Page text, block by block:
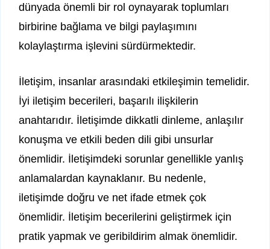
dünyada önemli bir rol oynayarak toplumları
birbirine bağlama ve bilgi paylaşımını
kolaylaştırma işlevini sürdürmektedir.
İletişim, insanlar arasındaki etkileşimin temelidir.
İyi iletişim becerileri, başarılı ilişkilerin
anahtarıdır. İletişimde dikkatli dinleme, anlaşılır
konuşma ve etkili beden dili gibi unsurlar
önemlidir. İletişimdeki sorunlar genellikle yanlış
anlamalardan kaynaklanır. Bu nedenle,
iletişimde doğru ve net ifade etmek çok
önemlidir. İletişim becerilerini geliştirmek için
pratik yapmak ve geribildirim almak önemlidir.